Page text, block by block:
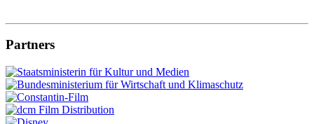
Partners